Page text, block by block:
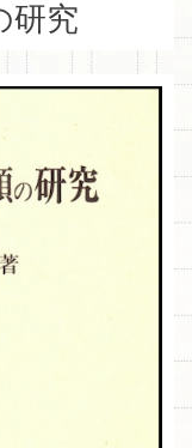
研究